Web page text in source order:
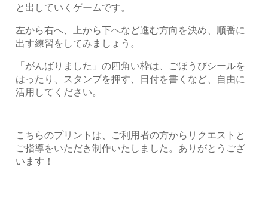
と出していくゲームです。
左から右へ、上から下へなど進む方向を決め、順番に
出す練習をしてみましょう。
「がんばりました」の四角い枠は、ごほうびシールを
はったり、スタンプを押す、日付を書くなど、自由に
活用してください。
こちらのプリントは、ご利用者の方からリクエストと
ご指導をいただき制作いたしました。ありがとうござ
います！